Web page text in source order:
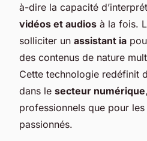
à-dire la capacité
vidéos et audios à la fois.
solliciter un assistant ia
des contenus de nature
Cette technologie redéfinit
dans le secteur numérique
professionnels que pour
passionnés.